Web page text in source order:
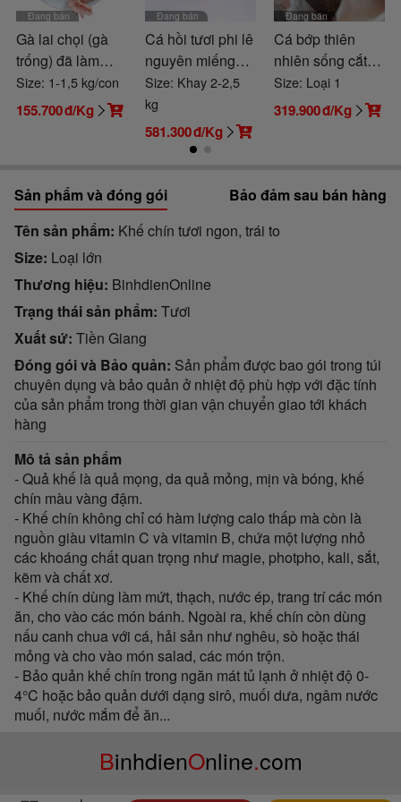
Đang bán
Gà lai chọi (gà
trống) đã làm
sạch
Size: 1-1,5 kg/con
155.700đ/Kg
Đang bán
Cá hồi tươi phi lê
nguyên miếng
tươi ngon và an
toàn
Size: Khay 2-2,5
kg
581.300đ/Kg
Đang bán
Cá bớp thiên
nhiên sống cắt
khoanh tươi ngon
Size: Loại 1
319.900đ/Kg
Sản phẩm và đóng gói
Bảo đảm sau bán hàng
Tên sản phẩm Khế chín tươi ngon, trái to
Size Loại lớn
Thương hiệu BinhdienOnline
Trạng thái sản phẩm Tươi
Xuất sứ Tiền Giang
Đóng gói và Bảo quản Sản phẩm được bao gói trong túi
chuyên dụng và bảo quản ở nhiệt độ phù hợp với đặc tính
của sản phẩm trong thời gian vận chuyển giao tới khách
hàng
Mô tả sản phẩm
- Quả khế là quả mọng, da quả mỏng, mịn và bóng, khế
chín màu vàng đậm.
- Khế chín không chỉ có hàm lượng calo thấp mà còn là
nguồn giàu vitamin C và vitamin B, chứa một lượng nhỏ
các khoáng chất quan trọng như magie, photpho, kali, sắt,
kẽm và chất xơ.
- Khế chín dùng làm mứt, thạch, nước ép, trang trí các món
ăn, cho vào các món bánh. Ngoài ra, khế chín còn dùng
nấu canh chua với cá, hải sản như nghêu, sò hoặc thái
mỏng và cho vào món salad, các món trộn.
- Bảo quản khế chín trong ngăn mát tủ lạnh ở nhiệt độ 0-
4°C hoặc bảo quản dưới dạng sirô, muối dưa, ngâm nước
muối, nước mắm để ăn...
BinhdienOnline.com